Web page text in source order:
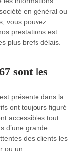
en général ou
vous pouvez
prestations est
plus brefs délais.
sont les
présente dans la
ont toujours figuré
accessibles tout
d’une grande
des clients les
ou un